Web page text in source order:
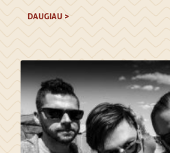
DAUGIAU >